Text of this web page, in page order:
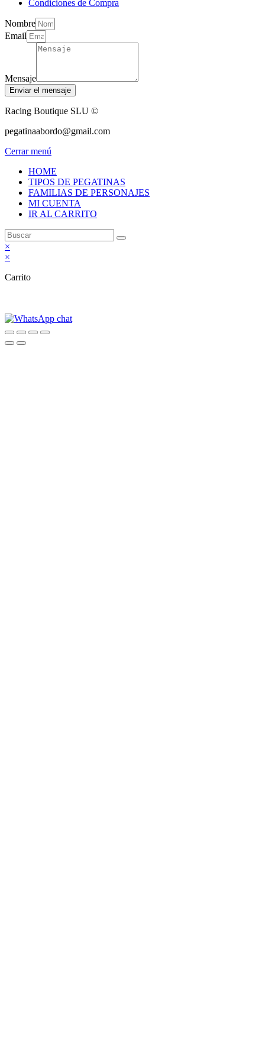
Condiciones de Compra
Nombre
Email
Mensaje
Enviar el mensaje
Racing Boutique SLU ©
pegatinaabordo@gmail.com
Cerrar menú
HOME
TIPOS DE PEGATINAS
FAMILIAS DE PERSONAJES
MI CUENTA
IR AL CARRITO
×
×
Carrito